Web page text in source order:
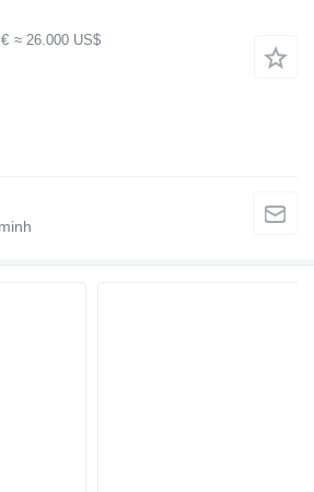
≈ 26.000 US$